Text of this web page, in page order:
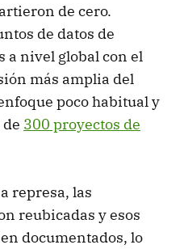
de cero.
de datos de
a nivel global con el
más amplia del
poco habitual y
300 proyectos de
represa, las
reubicadas y esos
documentados, lo